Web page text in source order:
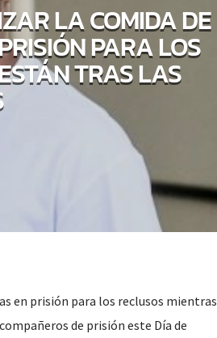
LA COMIDA DE
PARA LOS
TRAS LAS
en prisión para los reclusos mientras
de prisión este Día de